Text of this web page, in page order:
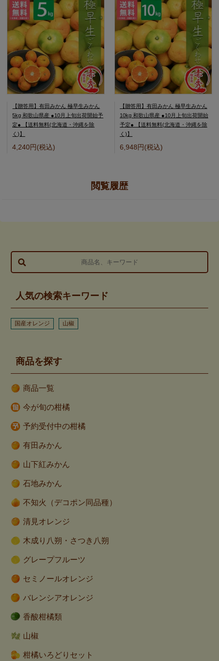
【贈答用】有田みかん 極早生みかん
5kg 和歌山県産 ●10月上旬出荷開始予
定● 【送料無料(北海道・沖縄を除
く)】
4,240円(税込)
【贈答用】有田みかん 極早生みかん
10kg 和歌山県産 ●10月上旬出荷開始
予定● 【送料無料(北海道・沖縄を除
く)】
6,948円(税込)
閲覧履歴
人気の検索キーワード
国産オレンジ 山椒
商品を探す
商品一覧
今が旬の柑橘
予約受付中の柑橘
有田みかん
山下紅みかん
石地みかん
不知火（デコポン同品種）
清見オレンジ
木成り八朔・さつき八朔
グレープフルーツ
セミノールオレンジ
バレンシアオレンジ
香酸柑橘類
山椒
柑橘いろどりセット